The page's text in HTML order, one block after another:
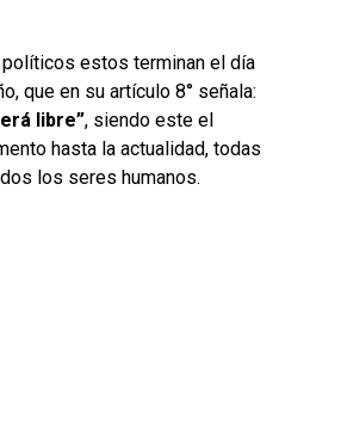
estos terminan el día
que en su artículo 8° señala:
libre”, siendo este el
hasta la actualidad, todas
los seres humanos.